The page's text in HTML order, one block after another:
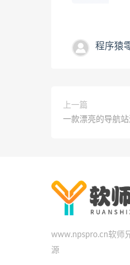
程序猿
上一篇
一款漂亮的导航
www.npspro.cn软师
源